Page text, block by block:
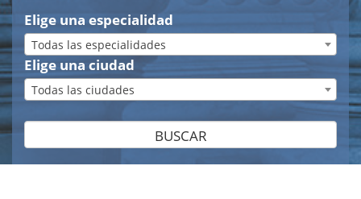
Elige una especialidad
Todas las especialidades
Elige una ciudad
Todas las ciudades
BUSCAR